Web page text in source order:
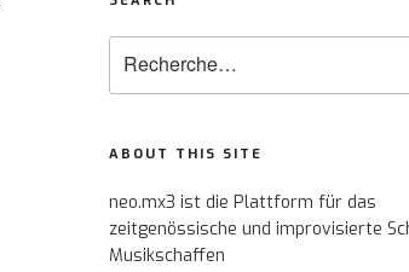
pour
:
ABOUT THIS SITE
neo.mx3 ist die Plattform für das
zeitgenössische und improvisierte
Musikschaffen